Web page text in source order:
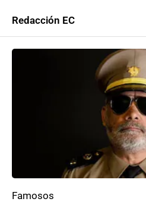
Redacción EC
Famosos